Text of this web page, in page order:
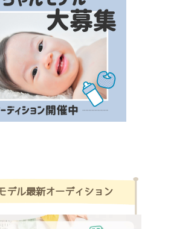
デル最新オーディション